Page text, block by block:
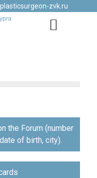
zvk.ru
the Forum (number
of birth, city).